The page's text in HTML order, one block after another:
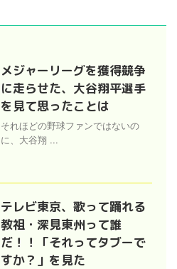
メジャーリーグを獲得競争
に走らせた、大谷翔平選手
を見て思ったことは
それほどの野球ファンではないの
に、大谷翔 ...
テレビ東京、歌って踊れる
教祖・深見東州って誰
だ！！「それってタブーで
すか？」を見た